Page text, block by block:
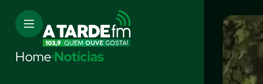
Home Notícias